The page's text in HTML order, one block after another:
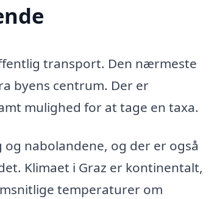
transport. Den nærmeste
byens centrum. Der er
mulighed for at tage en taxa.
nabolandene, og der er også
Klimaet i Graz er kontinentalt,
temperaturer om